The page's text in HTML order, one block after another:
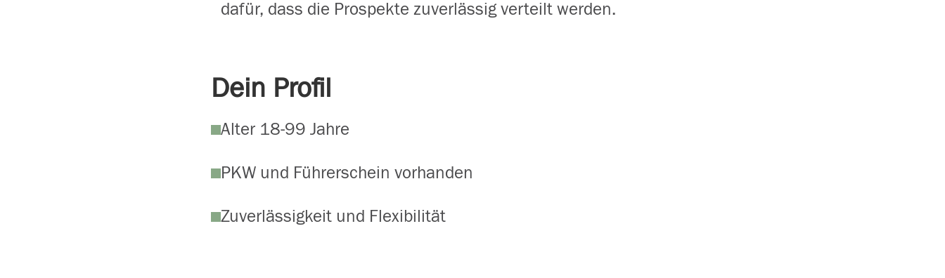
dafür, dass die Prospekte zuverlässig verteilt werden.
Dein Profil
Alter 18-99 Jahre
PKW und Führerschein vorhanden
Zuverlässigkeit und Flexibilität